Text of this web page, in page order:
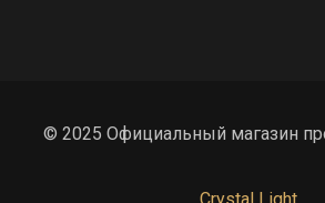
© 2025 Официальный магазин